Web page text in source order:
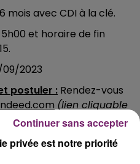
mois avec CDI à la clé.
et horaire de fin
09/2023
postuler : Rendez-vous
(lien cliquable
.
privée est notre priorité
Continuer sans accepter